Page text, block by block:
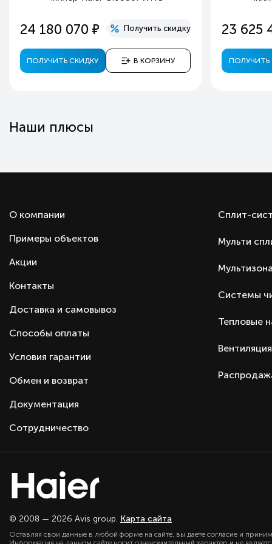
24 180 070 е Получить скидку
ПОЛУЧИТЬ СКИДКУ В КОРЗИНУ
23 625
ПОЛУЧИТЬ
Наши плюсы
О компании
Примеры объектов
Акции
Контакты
Доставка и самовывоз
Способы оплаты
Условия гарантии
Обмен и возврат
Документация
Сотрудничество
Сплит-
Мульти
Системы
Тепловые
Вентиляция
© 2008 — 2026 Avis group. Карта сайта
Оставляя свои данные в любой форме на сайте, вы даете согласие и